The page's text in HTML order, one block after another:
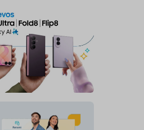
productos
beber
décadas
auténtica.